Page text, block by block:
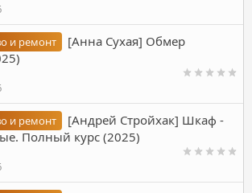
и ремонт
[Анна Сухая] Обмер
и ремонт
[Андрей Стройхак] Шкаф -
Полный курс (2025)